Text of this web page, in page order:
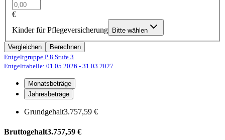
€
Kinder für Pflegeversicherung
Bitte wählen
Vergleichen
Berechnen
Entgeltgruppe P 8 Stufe 3
Entgelttabelle: 01.05.2026 - 31.03.2027
Monatsbeträge
Jahresbeträge
Grundgehalt3.757,59 €
Bruttogehalt3.757,59 €